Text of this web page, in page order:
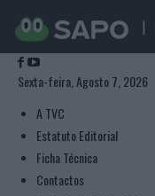
Sexta-feira, Agosto 7, 2026
A TVC
Estatuto Editorial
Ficha Técnica
Contactos